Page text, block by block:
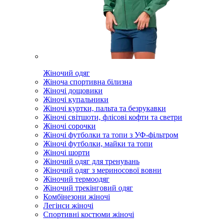
Жіночий одяг
Жіноча спортивна білизна
Жіночі дощовики
Жіночі купальники
Жіночі куртки, пальта та безрукавки
Жіночі світшоти, флісові кофти та светри
Жіночі сорочки
Жіночі футболки та топи з УФ-фільтром
Жіночі футболки, майки та топи
Жіночі шорти
Жіночий одяг для тренувань
Жіночий одяг з мериносової вовни
Жіночий термоодяг
Жіночий трекінговий одяг
Комбінезони жіночі
Легінси жіночі
Спортивні костюми жіночі